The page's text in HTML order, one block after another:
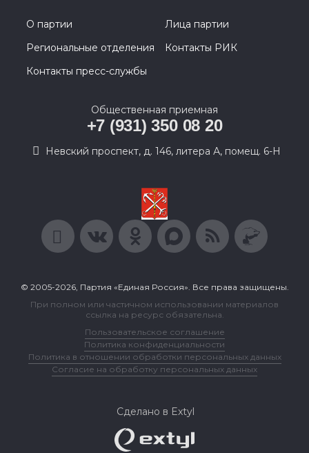
О партии
Лица партии
Региональные отделения
Контакты РИК
Контакты пресс-службы
Общественная приемная
+7 (931) 350 08 20
Невский проспект, д. 146, литера А, помещ. 6-Н
© 2005-2026, Партия «Единая Россия». Все права защищены.
При полном или частичном использовании материалов
ссылка на ресурс обязательна.
Пользовательское соглашение
Политика конфиденциальности
Политика в отношении обработки персональных данных
Согласие на обработку персональных данных
Сделано в Extyl